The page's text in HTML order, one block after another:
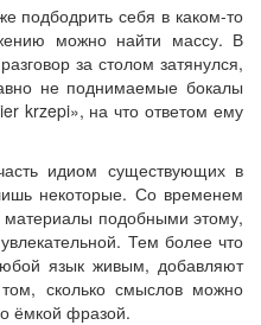
подбодрить себя в каком-то
можно найти массу. В
за столом затянулся,
не поднимаемые бокалы
krzepi», на что ответом ему
идиом существующих в
некоторые. Со временем
подобными этому,
Тем более что
язык живым, добавляют
сколько смыслов можно
ёмкой фразой.